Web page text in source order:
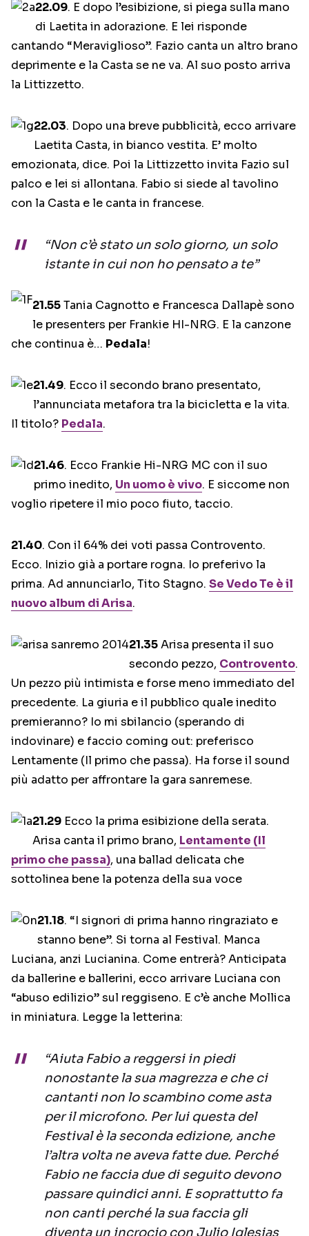
22.09. E dopo l’esibizione, si piega sulla mano
di Laetita in adorazione. E lei risponde
cantando “Meraviglioso”. Fazio canta un altro brano
deprimente e la Casta se ne va. Al suo posto arriva
la Littizzetto.
22.03. Dopo una breve pubblicità, ecco arrivare
Laetita Casta, in bianco vestita. E’ molto
emozionata, dice. Poi la Littizzetto invita Fazio sul
palco e lei si allontana. Fabio si siede al tavolino
con la Casta e le canta in francese.
“Non c’è stato un solo giorno, un solo
istante in cui non ho pensato a te”
21.55Tania Cagnotto e Francesca Dallapè sono
le presenters per Frankie HI-NRG. E la canzone
che continua è… Pedala!
21.49. Ecco il secondo brano presentato,
l’annunciata metafora tra la bicicletta e la vita.
Il titolo? Pedala.
21.46. Ecco Frankie Hi-NRG MC con il suo
primo inedito, Un uomo è vivo. E siccome non
voglio ripetere il mio poco fiuto, taccio.
21.40. Con il 64% dei voti passa Controvento.
Ecco. Inizio già a portare rogna. Io preferivo la
prima. Ad annunciarlo, Tito Stagno. Se Vedo Te è il
nuovo album di Arisa.
21.35Arisa presenta il suo
secondo pezzo, Controvento.
Un pezzo più intimista e forse meno immediato del
precedente. La giuria e il pubblico quale inedito
premieranno? Io mi sbilancio (sperando di
indovinare) e faccio coming out: preferisco
Lentamente (Il primo che passa). Ha forse il sound
più adatto per affrontare la gara sanremese.
21.29 Ecco la prima esibizione della serata.
Arisa canta il primo brano, Lentamente (Il
primo che passa), una ballad delicata che
sottolinea bene la potenza della sua voce
21.18. “I signori di prima hanno ringraziato e
stanno bene”. Si torna al Festival. Manca
Luciana, anzi Lucianina. Come entrerà? Anticipata
da ballerine e ballerini, ecco arrivare Luciana con
“abuso edilizio” sul reggiseno. E c’è anche Mollica
in miniatura. Legge la letterina:
“Aiuta Fabio a reggersi in piedi
nonostante la sua magrezza e che ci
cantanti non lo scambino come asta
per il microfono. Per lui questa del
Festival è la seconda edizione, anche
l’altra volta ne aveva fatte due. Perché
Fabio ne faccia due di seguito devono
passare quindici anni. E soprattutto fa
non canti perché la sua faccia gli
diventa un incrocio con Julio Iglesias